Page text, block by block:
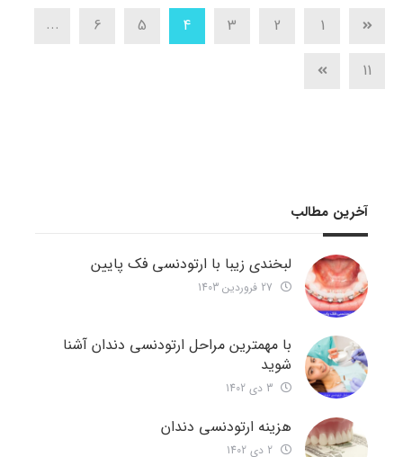
1
2
3
4
5
6
...
11
آخرین مطالب
لبخندی زیبا با ارتودنسی فک پایین
با مهمترین مراحل ارتودنسی دندان آشنا
شوید
هزینه ارتودنسی دندان